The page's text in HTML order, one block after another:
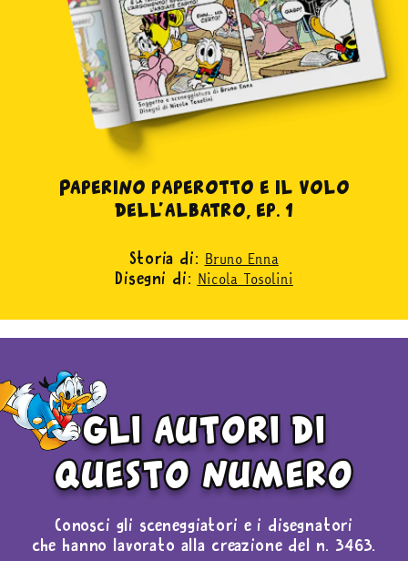
Paperino paperotto e il volo
dell’albatro, ep. 1
Storia di: Bruno Enna
Disegni di: Nicola Tosolini
gli autori di
questo numero
Conosci gli sceneggiatori e i disegnatori
che hanno lavorato alla creazione del n. 3463.